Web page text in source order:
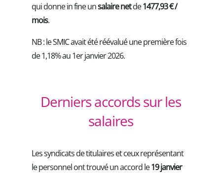
qui donne in fine unsalaire netde1477,93 € /
mois.
NB : le SMIC avait été réévalué une première fois
de 1,18% au 1er janvier 2026.
Derniers accords sur les
salaires
Les syndicats de titulaires et ceux représentant
le personnel ont trouvé un accord le19 janvier